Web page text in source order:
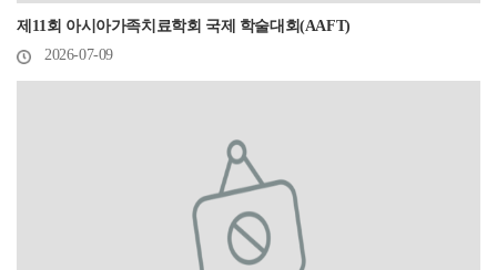
제11회 아시아가족치료학회 국제 학술대회(AAFT)
2026-07-09